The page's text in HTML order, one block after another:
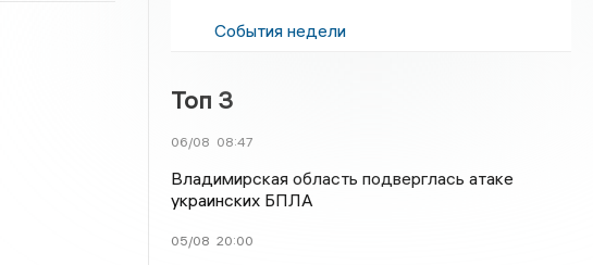
События недели
Топ 3
06/08 08:47
Владимирская область подверглась атаке
украинских БПЛА
05/08 20:00